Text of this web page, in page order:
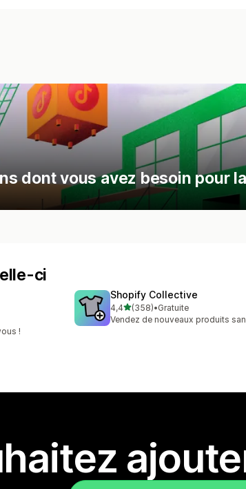
dont vous avez besoin pour
ci
!
Shopify Collective
4,4étoile(s) sur 5
(358)
358 avis au total
•Gratuite
Vendez de nouveaux produits